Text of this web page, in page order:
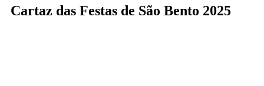
Cartaz das Festas de São Bento 2025